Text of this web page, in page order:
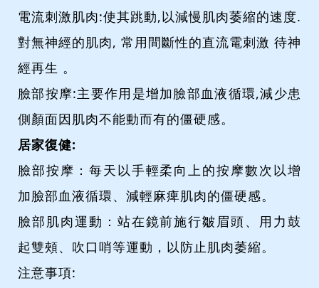
電流刺激肌肉:使其跳動,以減慢肌肉萎縮的速度.
對無神經的肌肉, 常用間斷性的直流電刺激 待神
經再生 。
臉部按摩:主要作用是增加臉部血液循環,減少患
側顏面因肌肉不能動而有的僵硬感。
居家復健:
臉部按摩：每天以手輕柔向上的按摩數次以增
加臉部血液循環、減輕麻痺肌肉的僵硬感。
臉部肌肉運動：站在鏡前施行皺眉頭、用力鼓
起雙頰、吹口哨等運動，以防止肌肉萎縮。
注意事項: